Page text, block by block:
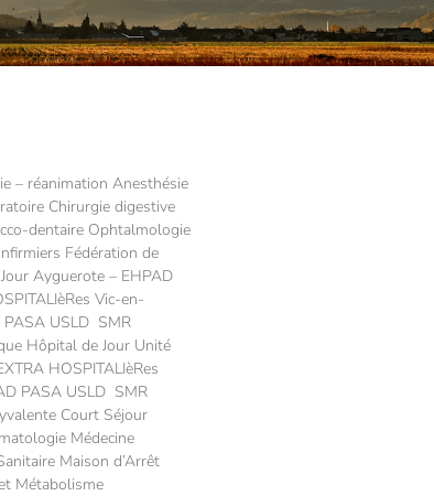
– réanimation Anesthésie
Chirurgie digestive
dentaire Ophtalmologie
Fédération de
Ayguerote – EHPAD
Vic-en-
PASA USLD SMR
Hôpital de Jour Unité
HOSPITALIèRes
PASA USLD SMR
Court Séjour
Médecine
Maison d’Arrêt
Métabolisme